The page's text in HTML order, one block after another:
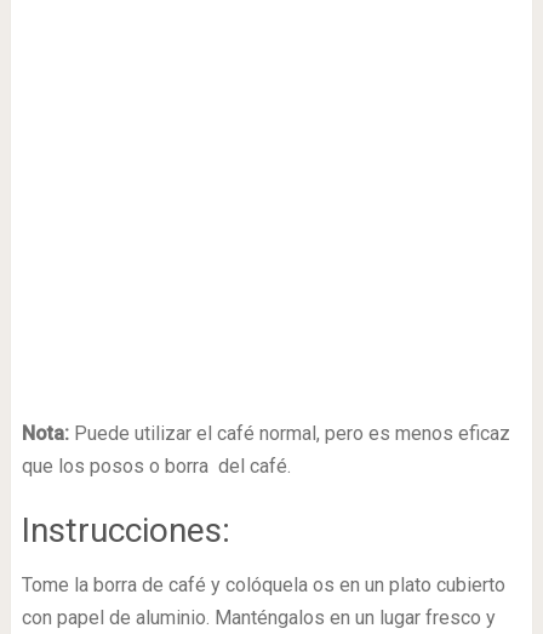
Nota:Puede utilizar el café normal, pero es menos eficaz
que los posos o borra del café.
Instrucciones:
Tome la borra de café y colóquela os en un plato cubierto
con papel de aluminio. Manténgalos en un lugar fresco y